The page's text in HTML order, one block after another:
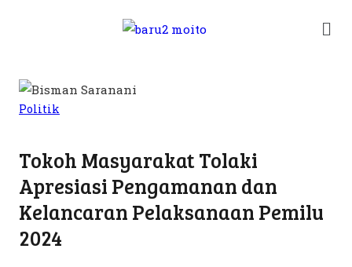
Politik
Tokoh Masyarakat Tolaki
Apresiasi Pengamanan dan
Kelancaran Pelaksanaan Pemilu
2024